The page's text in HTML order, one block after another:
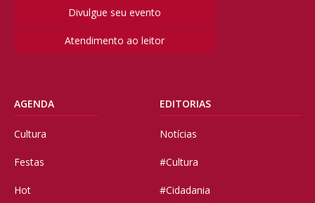
Divulgue seu evento
Atendimento ao leitor
AGENDA
Cultura
Festas
Hot
EDITORIAS
Notícias
#Cultura
#Cidadania